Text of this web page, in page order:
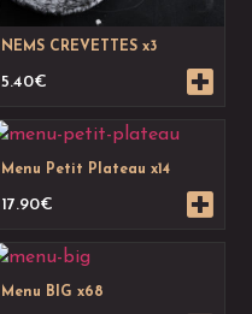
NEMS CREVETTES x3
5.40€
Menu Petit Plateau x14
17.90€
Menu BIG x68